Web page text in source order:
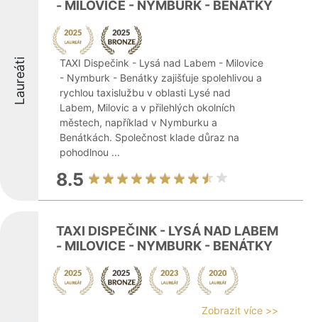
Laureáti
- MILOVICE - NYMBURK - BENÁTKY
TAXI Dispečink - Lysá nad Labem - Milovice
- Nymburk - Benátky zajišťuje spolehlivou a
rychlou taxislužbu v oblasti Lysé nad
Labem, Milovic a v přilehlých okolních
městech, například v Nymburku a
Benátkách. Společnost klade důraz na
pohodlnou ...
8.5
TAXI DISPEČINK - LYSÁ NAD LABEM
- MILOVICE - NYMBURK - BENÁTKY
Zobrazit více >>